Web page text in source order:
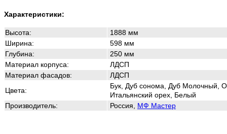
Характеристики:
Высота: 1888 мм
Ширина:
598 мм
Глубина:
250 мм
Материал корпуса:
ЛДСП
Материал фасадов:
ЛДСП
Цвета:
Бук, Дуб сонома, Дуб Молочный,
Итальянский орех, Белый
Производитель:
Россия, МФ Мастер